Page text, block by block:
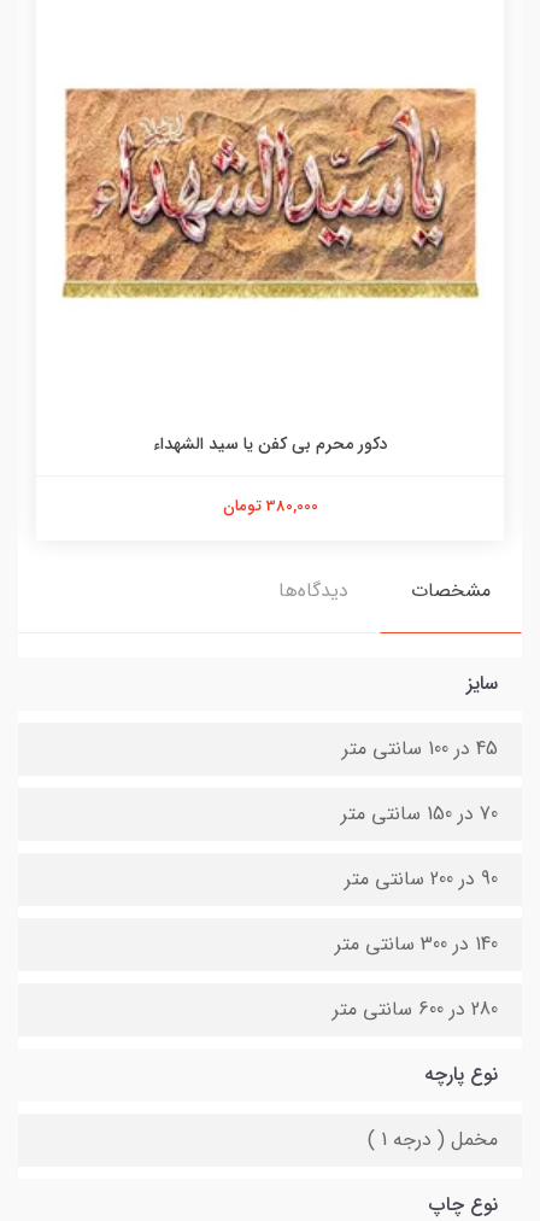
دکور محرم بی کفن یا سید الشهداء
380,000 تومان
مشخصات دیدگاه‌ها
سایز
45 در 100 سانتی متر
70 در 150 سانتی متر
90 در 200 سانتی متر
140 در 300 سانتی متر
280 در 600 سانتی متر
نوع پارچه
مخمل ( درجه 1 )
نوع چاپ